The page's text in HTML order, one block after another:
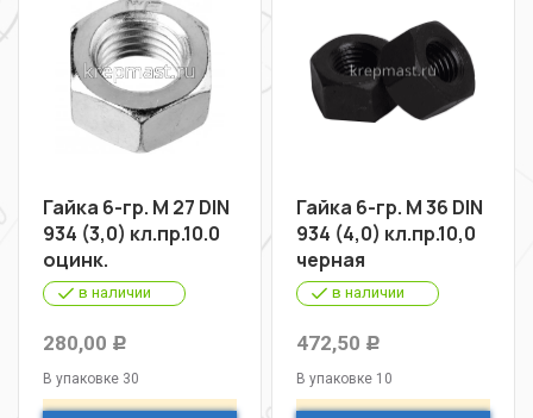
Гайка 6-гр. М 27 DIN
934 (3,0) кл.пр.10.0
оцинк.
в наличии
280,00 Р
В упаковке 30
Гайка 6-гр. М 36 DIN
934 (4,0) кл.пр.10,0
черная
в наличии
472,50 Р
В упаковке 10